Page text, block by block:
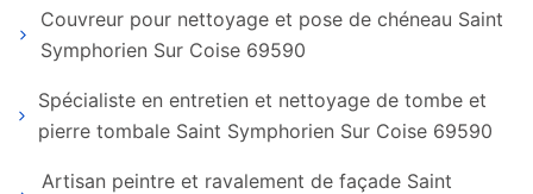
Couvreur pour nettoyage et pose de chéneau Saint
Symphorien Sur Coise 69590
Spécialiste en entretien et nettoyage de tombe et
pierre tombale Saint Symphorien Sur Coise 69590
Artisan peintre et ravalement de façade Saint